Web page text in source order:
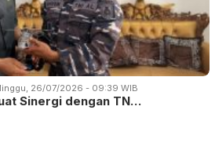
26/07/2026 - 09:39 WIB
Sinergi dengan TN…